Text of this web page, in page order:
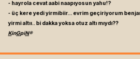
- hayrola cevat aabi naapıyosun yahu!?
- üç kere yedi yirmibiir... evrim geçiriyorum
yirmi altıı.. bi dakka yoksa otuz altı mıydı??
KinGpiN®